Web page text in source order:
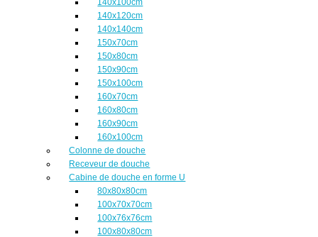
140x100cm
140x120cm
140x140cm
150x70cm
150x80cm
150x90cm
150x100cm
160x70cm
160x80cm
160x90cm
160x100cm
Colonne de douche
Receveur de douche
Cabine de douche en forme U
80x80x80cm
100x70x70cm
100x76x76cm
100x80x80cm